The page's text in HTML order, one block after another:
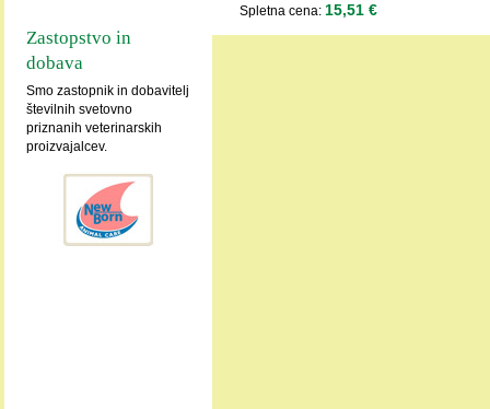
Zastopstvo in
dobava
Smo zastopnik in dobavitelj
številnih svetovno
priznanih veterinarskih
proizvajalcev.
Spletna cena: 15,51 €